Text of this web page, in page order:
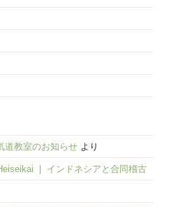
道教室のお知らせ より
| インドネシアと合同稽古